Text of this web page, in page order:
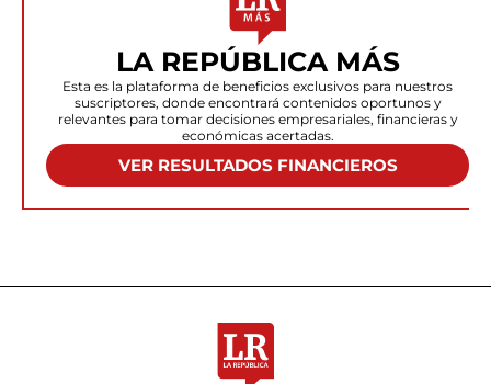
LA REPÚBLICA MÁS
Esta es la plataforma de beneficios exclusivos para nuestros
suscriptores, donde encontrará contenidos oportunos y
relevantes para tomar decisiones empresariales, financieras y
económicas acertadas.
VER RESULTADOS FINANCIEROS